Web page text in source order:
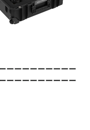
ーーーーーーーーー
ーーーーーーーーー